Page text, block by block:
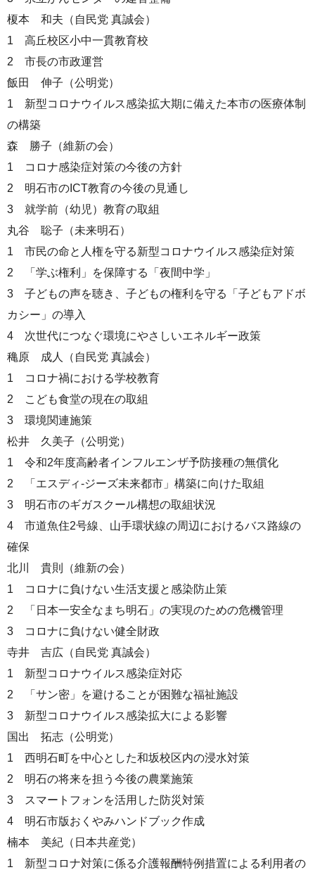
榎本 和夫（自民党 真誠会）
1 高丘校区小中一貫教育校
2 市長の市政運営
飯田 伸子（公明党）
1 新型コロナウイルス感染拡大期に備えた本市の医療体制
の構築
森 勝子（維新の会）
1 コロナ感染症対策の今後の方針
2 明石市のICT教育の今後の見通し
3 就学前（幼児）教育の取組
丸谷 聡子（未来明石）
1 市民の命と人権を守る新型コロナウイルス感染症対策
2 「学ぶ権利」を保障する「夜間中学」
3 子どもの声を聴き、子どもの権利を守る「子どもアドボ
カシー」の導入
4 次世代につなぐ環境にやさしいエネルギー政策
穐原 成人（自民党 真誠会）
1 コロナ禍における学校教育
2 こども食堂の現在の取組
3 環境関連施策
松井 久美子（公明党）
1 令和2年度高齢者インフルエンザ予防接種の無償化
2 「エスディ-ジーズ未来都市」構築に向けた取組
3 明石市のギガスクール構想の取組状況
4 市道魚住2号線、山手環状線の周辺におけるバス路線の
確保
北川 貴則（維新の会）
1 コロナに負けない生活支援と感染防止策
2 「日本一安全なまち明石」の実現のための危機管理
3 コロナに負けない健全財政
寺井 吉広（自民党 真誠会）
1 新型コロナウイルス感染症対応
2 「サン密」を避けることが困難な福祉施設
3 新型コロナウイルス感染拡大による影響
国出 拓志（公明党）
1 西明石町を中心とした和坂校区内の浸水対策
2 明石の将来を担う今後の農業施策
3 スマートフォンを活用した防災対策
4 明石市版おくやみハンドブック作成
楠本 美紀（日本共産党）
1 新型コロナ対策に係る介護報酬特例措置による利用者の